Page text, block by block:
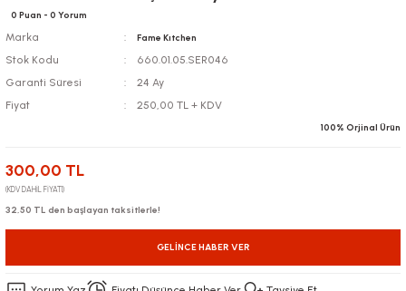
0 Puan - 0 Yorum
Marka Fame Kıtchen
Stok Kodu
660.01.05.SER046
Garanti Süresi
24 Ay
Fiyat
250,00 TL + KDV
100% Orjinal Ürün
300,00 TL
(KDV DAHİL FİYATI)
32,50 TL den başlayan taksitlerle!
GELINCE HABER VER